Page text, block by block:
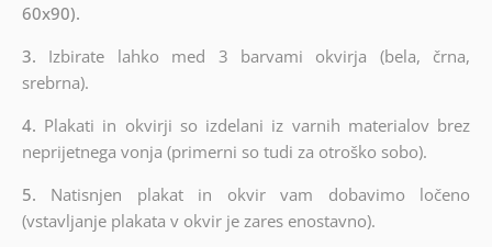
60x90).
3. Izbirate lahko med 3 barvami okvirja (bela, črna,
srebrna).
4. Plakati in okvirji so izdelani iz varnih materialov brez
neprijetnega vonja (primerni so tudi za otroško sobo).
5. Natisnjen plakat in okvir vam dobavimo ločeno
(vstavljanje plakata v okvir je zares enostavno).